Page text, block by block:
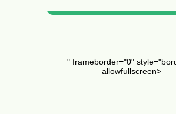
" frameborder="0"
allowfullscreen>